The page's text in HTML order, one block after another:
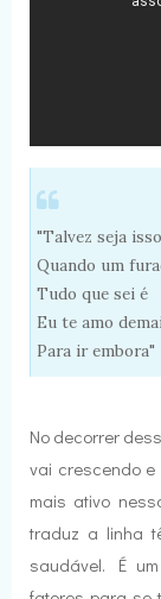
"Talvez seja
Quando um
Tudo que sei é
Eu te amo
Para ir embora"
No decorrer
vai crescendo
mais ativo
traduz a linha
saudável. É